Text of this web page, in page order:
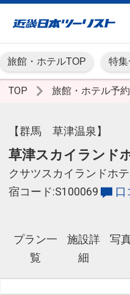
旅館・ホテルTOP 特集
TOP 旅館・ホテル予
【群馬 草津温泉】
草津スカイランド
クサツスカイランドホ
宿コード:S100069
口
プラン一
覧
施設詳
細
写